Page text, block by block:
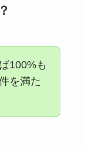
100%も
を満た